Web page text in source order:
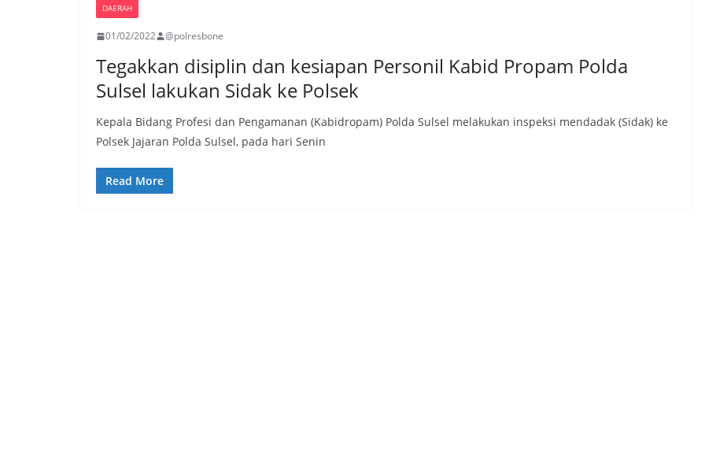
DAERAH
01/02/2022 @polresbone
Tegakkan disiplin dan kesiapan Personil Kabid Propam Polda
Sulsel lakukan Sidak ke Polsek
Kepala Bidang Profesi dan Pengamanan (Kabidropam) Polda Sulsel melakukan inspeksi mendadak (Sidak) ke
Polsek Jajaran Polda Sulsel, pada hari Senin
Read More